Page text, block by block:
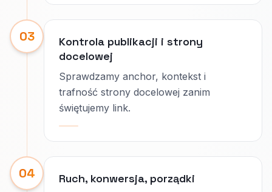
03
Kontrola publikacji i strony
docelowej
Sprawdzamy anchor, kontekst i
trafność strony docelowej zanim
świętujemy link.
04 Ruch, konwersja, porządki